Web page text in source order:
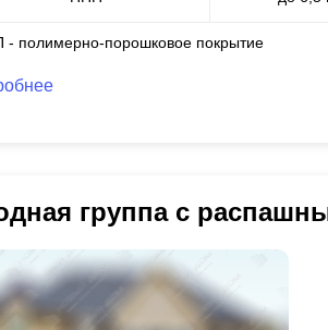
- полимерно-порошковое покрытие
группа с